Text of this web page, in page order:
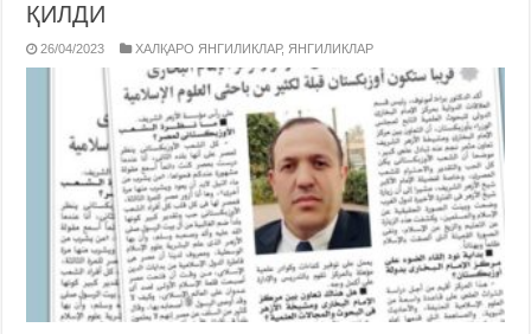
ҚИЛДИ
26/04/2023 ХАЛҚАРО ЯНГИЛИКЛАР, ЯНГИЛИКЛАР